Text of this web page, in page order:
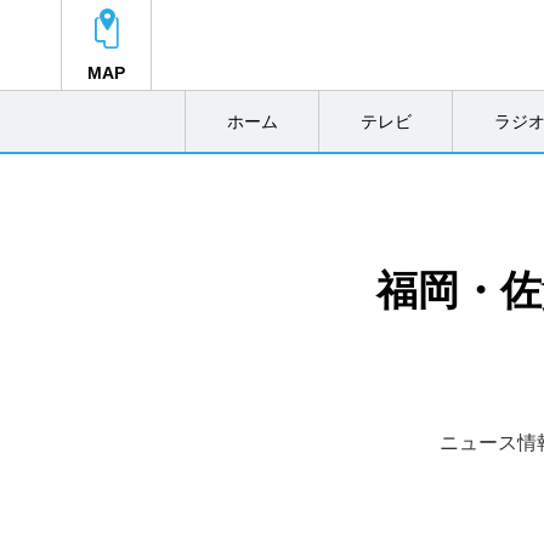
MAP
ホーム テレビ ラジオ
福岡・
ニュース情